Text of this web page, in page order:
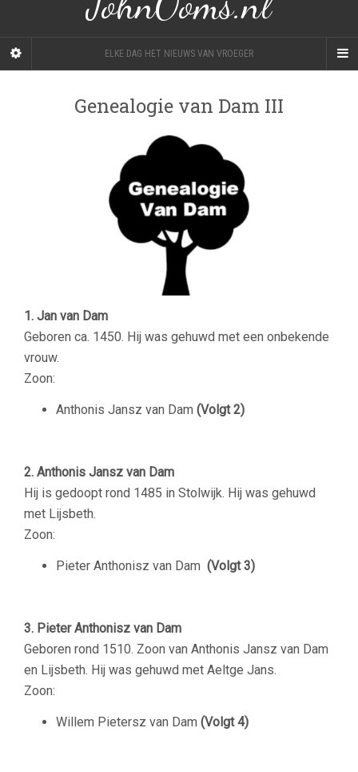
ELKE DAG HET NIEUWS VAN VROEGER
Genealogie van Dam III
1. Jan van Dam
Geboren ca. 1450. Hij was gehuwd met een onbekende
vrouw.
Zoon:
Anthonis Jansz van Dam (Volgt 2)
2. Anthonis Jansz van Dam
Hij is gedoopt rond 1485 in Stolwijk. Hij was gehuwd
met Lijsbeth.
Zoon:
Pieter Anthonisz van Dam (Volgt 3)
3. Pieter Anthonisz van Dam
Geboren rond 1510. Zoon van Anthonis Jansz van Dam
en Lijsbeth. Hij was gehuwd met Aeltge Jans.
Zoon:
Willem Pietersz van Dam (Volgt 4)